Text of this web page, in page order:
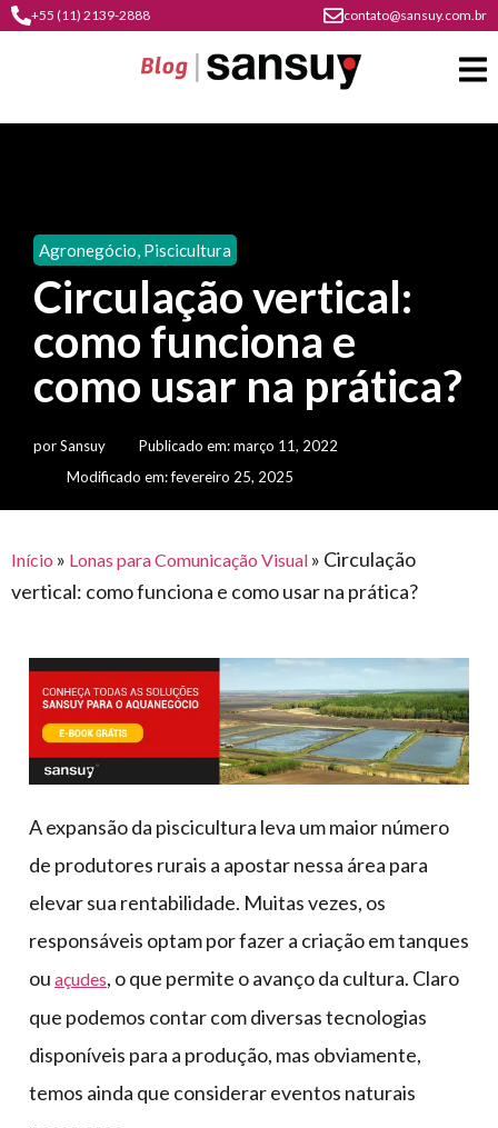
+55 (11) 2139-2888 contato@sansuy.com.br
contato
cultura
do
institucional
materiais
gratuitos
eventos
Agronegócio
em
soluções
para
agronegócio
Coberturas
barracas
toldos
comunicação
visual
construção
civil
mercado
automotivo
móveis,
calçados,
epi's
multiúso
Transporte
e logística
armazenagem
lonas
de
caminhoneiro
Agronegócio, Piscicultura
Circulação vertical:
como funciona e
como usar na prática?
porSansuy Publicado em:março 11, 2022
Modificado em: fevereiro 25, 2025
Início » Lonas para Comunicação Visual » Circulação
vertical: como funciona e como usar na prática?
A expansão da piscicultura leva um maior número
de produtores rurais a apostar nessa área para
elevar sua rentabilidade. Muitas vezes, os
responsáveis optam por fazer a criação em tanques
ou açudes, o que permite o avanço da cultura. Claro
que podemos contar com diversas tecnologias
disponíveis para a produção, mas obviamente,
temos ainda que considerar eventos naturais